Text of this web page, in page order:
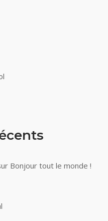
Bonjour tout le monde !